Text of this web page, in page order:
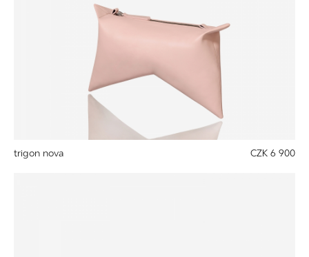
trigon nova CZK 6 900